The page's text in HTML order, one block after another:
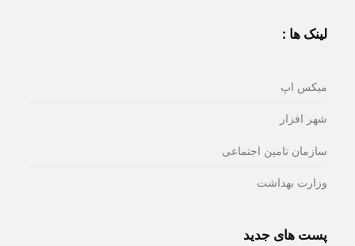
لینک ها :
میکس اپ
شهر افزار
سازمان تامین اجتماعی
وزارت بهداشت
پست های جدید